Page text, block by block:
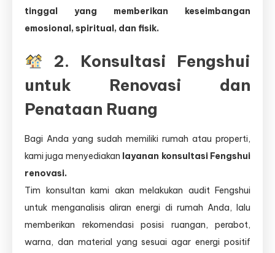
tinggal yang memberikan keseimbangan
emosional, spiritual, dan fisik.
2. Konsultasi Fengshui
untuk Renovasi dan
Penataan Ruang
Bagi Anda yang sudah memiliki rumah atau properti,
kami juga menyediakan layanan konsultasi Fengshui
renovasi.
Tim konsultan kami akan melakukan audit Fengshui
untuk menganalisis aliran energi di rumah Anda, lalu
memberikan rekomendasi posisi ruangan, perabot,
warna, dan material yang sesuai agar energi positif